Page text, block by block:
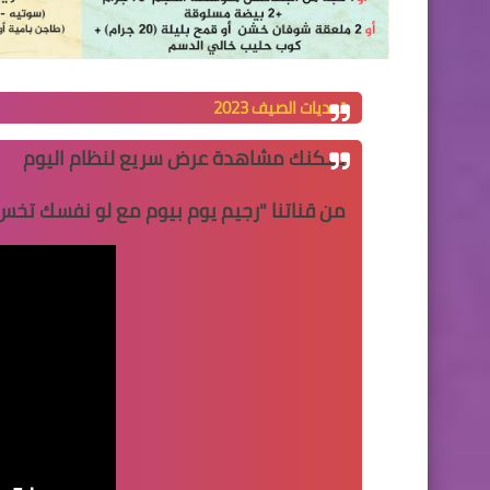
تحديات الصيف 2023
يمكنك مشاهدة عرض سريع لنظام اليوم
من قناتنا "رجيم يوم بيوم مع لو نفسك